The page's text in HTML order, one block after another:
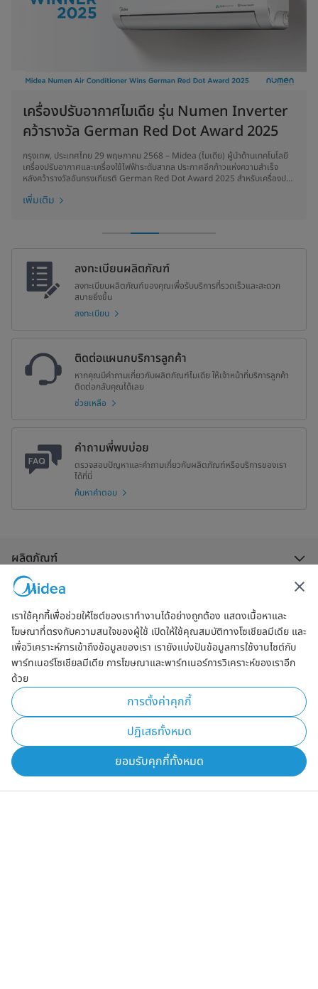
idea แอร์ล้างง่าย นวัตกรรมเพื่อความสะดวก
สบายและสุขภาพที่ดีในบ้าน
เครื่องปรับอากาศที่ไม่ได้รับการทำความสะอาดอย่างสม่ำเสมอจะกลายเป็นแหล่งสะสม
ของฝุ่น เชื้อรา และแบคทีเรีย ซึ่งส่งผลโดยตรงต่อคุณภาพอากาศภายในบ้าน เมื่อ
เปิดใช้งานแอร์ที่สกปรก อนุภาคเหล่านี้จะถูกกระจายออกมาพร้อมกับลมเย็น ทำให้ผู้
พอื่นๆ นอกจากนี้ การสะสมของสิ่งสกปรกยังส่งผลให้ประสิทธิภาพการทำงานของ
เพิ่มเติม
ไมเดียก้าวสู่การเป็นพันธมิตรหลักอย่างเป็น
ทางการของสโมสรฟุตบอลบาร์เซโลนา
สโมสรฟุตบอลบาร์เซโลนา เปิดตัวชุดแข่งเหย้าฤดูกาล 2026/27 พร้อมประกาศ
ความร่วมมือกับไมเดียเป็นระยะเวลา 5 ปี
เครื่องปรับอากาศไมเดีย รุ่น Numen Inverter
คว้ารางวัล German Red Dot Award 2025
กรุงเทพ, ประเทศไทย 29 พฤษภาคม 2568 – Midea (ไมเดีย) ผู้นำด้านเทคโนโลยี
เครื่องปรับอากาศและเครื่องใช้ไฟฟ้าระดับสากล ประกาศอีกก้าวแห่งความสำเร็จ
หลังคว้ารางวัลอันทรงเกียรติ German Red Dot Award 2025 สำหรับเครื่องปรับ
มอบประสบการณ์ความเย็นสบายอย่างไร้กังวลเรื่องพลังงาน ซึ่งเป็นที่นิยมในกลุ่มผู้
เพิ่มเติม
พัดลม เสียงดัง ทำไงดี วิธีแก้ปัญหาที่หลายบ้าน
ต้องเจอ
กึก กึก กึก... เสียงแปลก ๆ ที่ดังขึ้นจากพัดลมคู่ใจทำให้คุณรำคาญและนอนไม่หลับ
ปัญหาพัดลมเสียงดังเป็นเรื่องที่พบได้บ่อยในหลายครัวเรือน โดยเฉพาะในช่วงฤดูร้อน
ที่ต้องเปิดพัดลมทั้งวันทั้งคืน หลายคนเลือกที่จะทนกับเสียงรบกวนนี้ไปก่อนเพราะคิด
ความจริงแล้ว มีหลายสาเหตุที่ทำให้พัดลมมีเสียงดัง และหลายปัญหาเราก็สามารถ
เพิ่มเติม
idea แอร์ล้างง่าย นวัตกรรมเพื่อความสะดวก
สบายและสุขภาพที่ดีในบ้าน
เครื่องปรับอากาศที่ไม่ได้รับการทำความสะอาดอย่างสม่ำเสมอจะกลายเป็นแหล่งสะสม
ของฝุ่น เชื้อรา และแบคทีเรีย ซึ่งส่งผลโดยตรงต่อคุณภาพอากาศภายในบ้าน เมื่อ
เปิดใช้งานแอร์ที่สกปรก อนุภาคเหล่านี้จะถูกกระจายออกมาพร้อมกับลมเย็น ทำให้ผู้
พอื่นๆ นอกจากนี้ การสะสมของสิ่งสกปรกยังส่งผลให้ประสิทธิภาพการทำงานของ
เพิ่มเติม
ไมเดียก้าวสู่การเป็นพันธมิตรหลักอย่างเป็น
ทางการของสโมสรฟุตบอลบาร์เซโลนา
สโมสรฟุตบอลบาร์เซโลนา เปิดตัวชุดแข่งเหย้าฤดูกาล 2026/27 พร้อมประกาศ
ความร่วมมือกับไมเดียเป็นระยะเวลา 5 ปี
ลงทะเบียนผลิตภัณฑ์
ลงทะเบียนผลิตภัณฑ์ของคุณเพื่อรับบริการที่รวดเร็วและสะดวก
สบายยิ่งขึ้น
ลงทะเบียน
ติดต่อแผนกบริการลูกค้า
หากคุณมีคำถามเกี่ยวกับผลิตภัณฑ์ไมเดีย ให้เจ้าหน้าที่บริการลูกค้า
ติดต่อกลับคุณได้เลย
ช่วยเหลือ
คำถามพี่พบบ่อย
ตรวจสอบปัญหาและคำถามเกี่ยวกับผลิตภัณฑ์หรือบริการของเรา
ได้ที่นี่
ค้นหาคำตอบ
ผลิตภัณฑ์
การช่วยเหลือและสนับสนุน
เกี่ยวกับเรา
Global Sponsorship
เชื่อมต่อกับเรา
เราใช้คุกกี้เพื่อช่วยให้ไซต์ของเราทำงานได้อย่างถูกต้อง แสดงเนื้อหาและ
โฆษณาที่ตรงกับความสนใจของผู้ใช้ เปิดให้ใช้คุณสมบัติทางโซเชียลมีเดีย และ
เพื่อวิเคราะห์การเข้าถึงข้อมูลของเรา เรายังแบ่งปันข้อมูลการใช้งานไซต์กับ
พาร์ทเนอร์โซเชียลมีเดีย การโฆษณาและพาร์ทเนอร์การวิเคราะห์ของเราอีก
ด้วย
การตั้งค่าคุกกี้
ปฏิเสธทั้งหมด
ยอมรับคุกกี้ทั้งหมด